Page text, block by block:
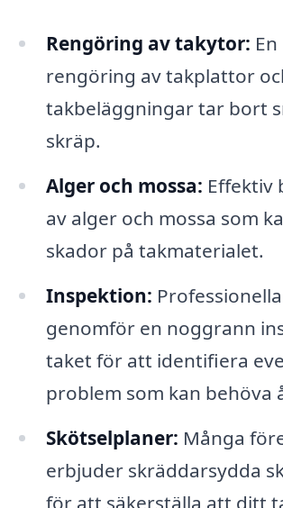
Rengöring av takytor:
rengöring av takplattor
takbeläggningar tar bort
skräp.
Alger och mossa: Effektiv
av alger och mossa som
skador på takmaterialet.
Inspektion:
genomför en noggrann
taket för att identifiera
problem som kan behöva
Skötselplaner: Många
erbjuder skräddarsydda
för att säkerställa att ditt